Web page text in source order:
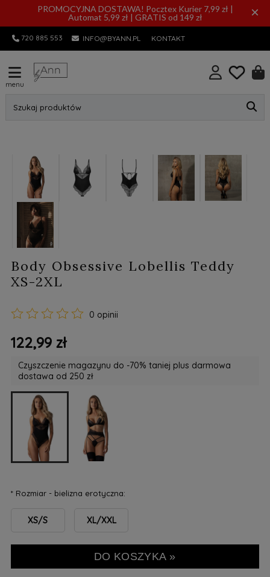
PROMOCYJNA DOSTAWA! Pocztex Kurier 7,99 zł |
Automat 5,99 zł | GRATIS od 149 zł
×
720 885 553 INFO@BYANN.PL KONTAKT
menu
Szukaj produktów
Body Obsessive Lobellis Teddy
XS-2XL
0 opinii
122,99 zł
Czyszczenie magazynu do -70% taniej plus darmowa
dostawa od 250 zł
*Rozmiar - bielizna erotyczna:
XS/S XL/XXL
DO KOSZYKA »